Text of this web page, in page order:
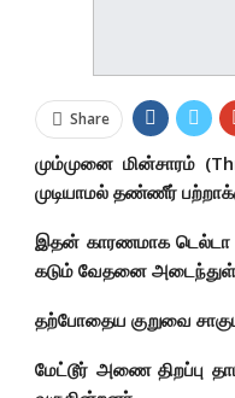
Share
மும்முனை மின்சாரம்
முடியாமல் தண்ணீர்
இதன் காரணமாக டெல்டா
கடும் வேதனை
தற்போதைய குறுவை
மேட்டூர் அணை திறப்பு